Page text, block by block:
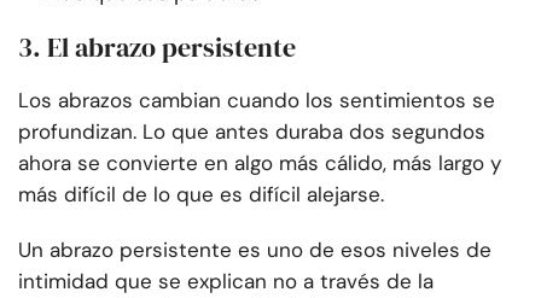
3. El abrazo persistente
Los abrazos cambian cuando los sentimientos se
profundizan. Lo que antes duraba dos segundos
ahora se convierte en algo más cálido, más largo y
más difícil de lo que es difícil alejarse.
Un abrazo persistente es uno de esos niveles de
intimidad que se explican no a través de la